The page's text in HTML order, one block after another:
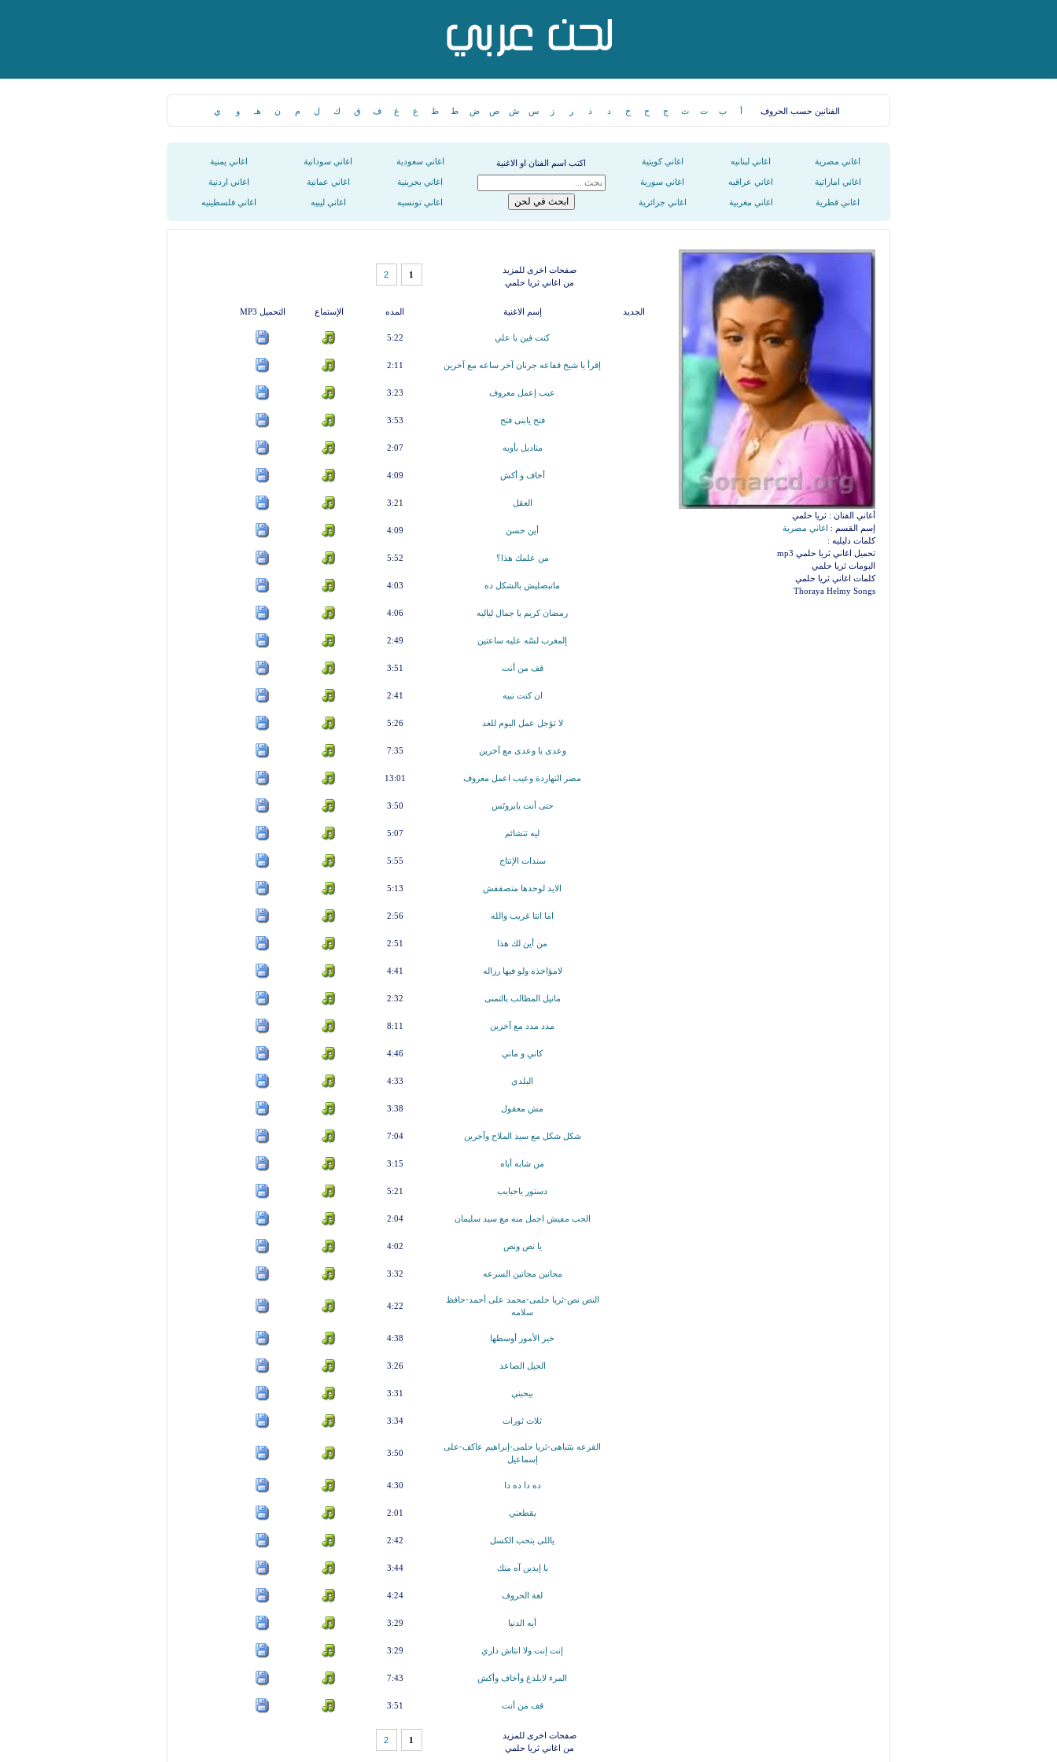
الفنانين حسب الحروف أ ب ت ث ج ح خ د ذ ر ز س ش ص ض ط ظ ع غ ف ق ك ل م ن هـ و ي
اغاني مصرية اغاني لبنانيه اغاني كويتية اكتب اسم الفنان او الاغنية اغاني سعودية اغاني سودانية اغاني يمنية
اغاني اماراتية اغاني عراقيه اغاني سورية اغاني بحرينية اغاني عمانية اغاني اردنية
اغاني قطرية اغاني مغربية اغاني جزائرية اغاني تونسيه اغاني ليبيه اغاني فلسطينيه
أغاني الفنان : ثريا حلمي
إسم القسم : اغاني مصرية
كلمات دليليه :
تحميل اغاني ثريا حلمي mp3
البومات ثريا حلمي
كلمات اغاني ثريا حلمي
Thoraya Helmy Songs
صفحات اخرى للمزيد
من اغاني ثريا حلمي
1
2
الجديد إسم الاغنية المده الإستماع التحميل MP3
كنت فين يا علي 5:22
إقرأ يا شيخ قفاعه جرنان آخر ساعه مع آخرين 2:11
عيب إعمل معروف 3:23
فتح يابنى فتح 3:53
مناديل بأويه 2:07
أخاف و أكش 4:09
العقل 3:21
أين حسن 4:09
من علمك هذا؟ 5:52
ماتبصليش بالشكل ده 4:03
رمضان كريم يا جمال لياليه 4:06
إلمغرب لسّه عليه ساعتين 2:49
قف من أنت 3:51
ان كنت نبيه 2:41
لا تؤجل عمل اليوم للغد 5:26
وعدى يا وعدى مع آخرين 7:35
مصر النهاردة وعيب اعمل معروف 13:01
حتى أنت يابروتَس 3:50
ليه تتشائم 5:07
سندات الإنتاج 5:55
الايد لوحدها متصقفش 5:13
اما انتا غريب والله 2:56
من أين لك هذا 2:51
لامؤاخذه ولو فيها رزاله 4:41
مانيل المطالب بالتمنى 2:32
مدد مدد مع آخرين 8:11
كاني و ماني 4:46
البلدي 4:33
مش معقول 3:38
شكل شكل مع سيد الملاح وآخرين 7:04
من شابه أباه 3:15
دستور ياحبايب 5:21
الحب مفيش اجمل منه مع سيد سليمان 2:04
يا نص ونص 4:02
مجانين مجانين السرعه 3:32
النص نص-ثريا حلمى-محمد على أحمد-حافظ
سلامه
4:22
خير الأمور أوسطها 4:38
الجيل الصاعد 3:26
بيحبني 3:31
ثلاث ثورات 3:34
القرعه بتتباهى-ثريا حلمى-إبراهيم عاكف-على
إسماعيل
3:50
ده دا ده دا 4:30
يقطعني 2:01
ياللى بتحب الكسل 2:42
يا إيدين آه منك 3:44
لغة الحروف 4:24
أيه الدنيا 3:29
إنت إنت ولا انتاش داري 3:29
المرء لايلدغ وأخاف وأكش 7:43
قف من أنت 3:51
صفحات اخرى للمزيد
من اغاني ثريا حلمي
1
2